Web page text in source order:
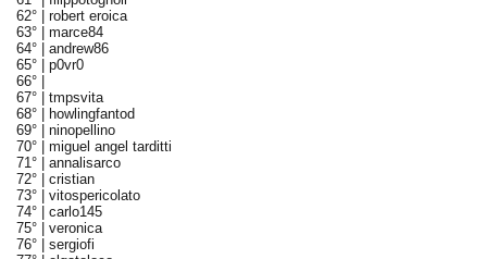
62° | robert eroica
63° | marce84
64° | andrew86
65° | p0vr0
66° |
67° | tmpsvita
68° |
howlingfantod
69° | ninopellino
70° | miguel angel tarditti
71° | annalisarco
72° | cristian
73° | vitospericolato
74° | carlo145
75° | veronica
76° | sergiofi